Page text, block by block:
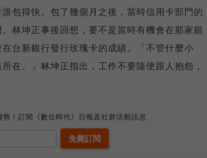
包得快。包了幾個月之後，當時信用卡部門的
林坤正事後回想，要不是當時有機會在那家銀
台新銀行發行玫瑰卡的成績。「不管什麼小
在。」林坤正指出，工作不要隨便跟人抱怨，
！訂閱《數位時代》日報及社群活動訊息